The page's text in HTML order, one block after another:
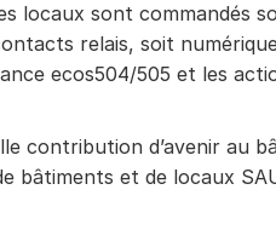
locaux sont commandés
relais, soit
ecos504/505 et les
contribution d’avenir au
bâtiments et de locaux